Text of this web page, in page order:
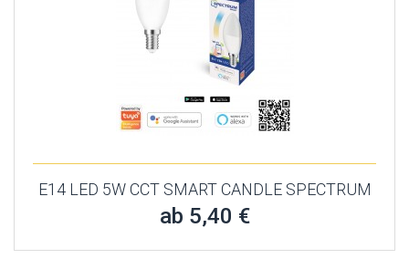
E14 LED 5W CCT SMART CANDLE SPECTRUM
ab 5,40 €